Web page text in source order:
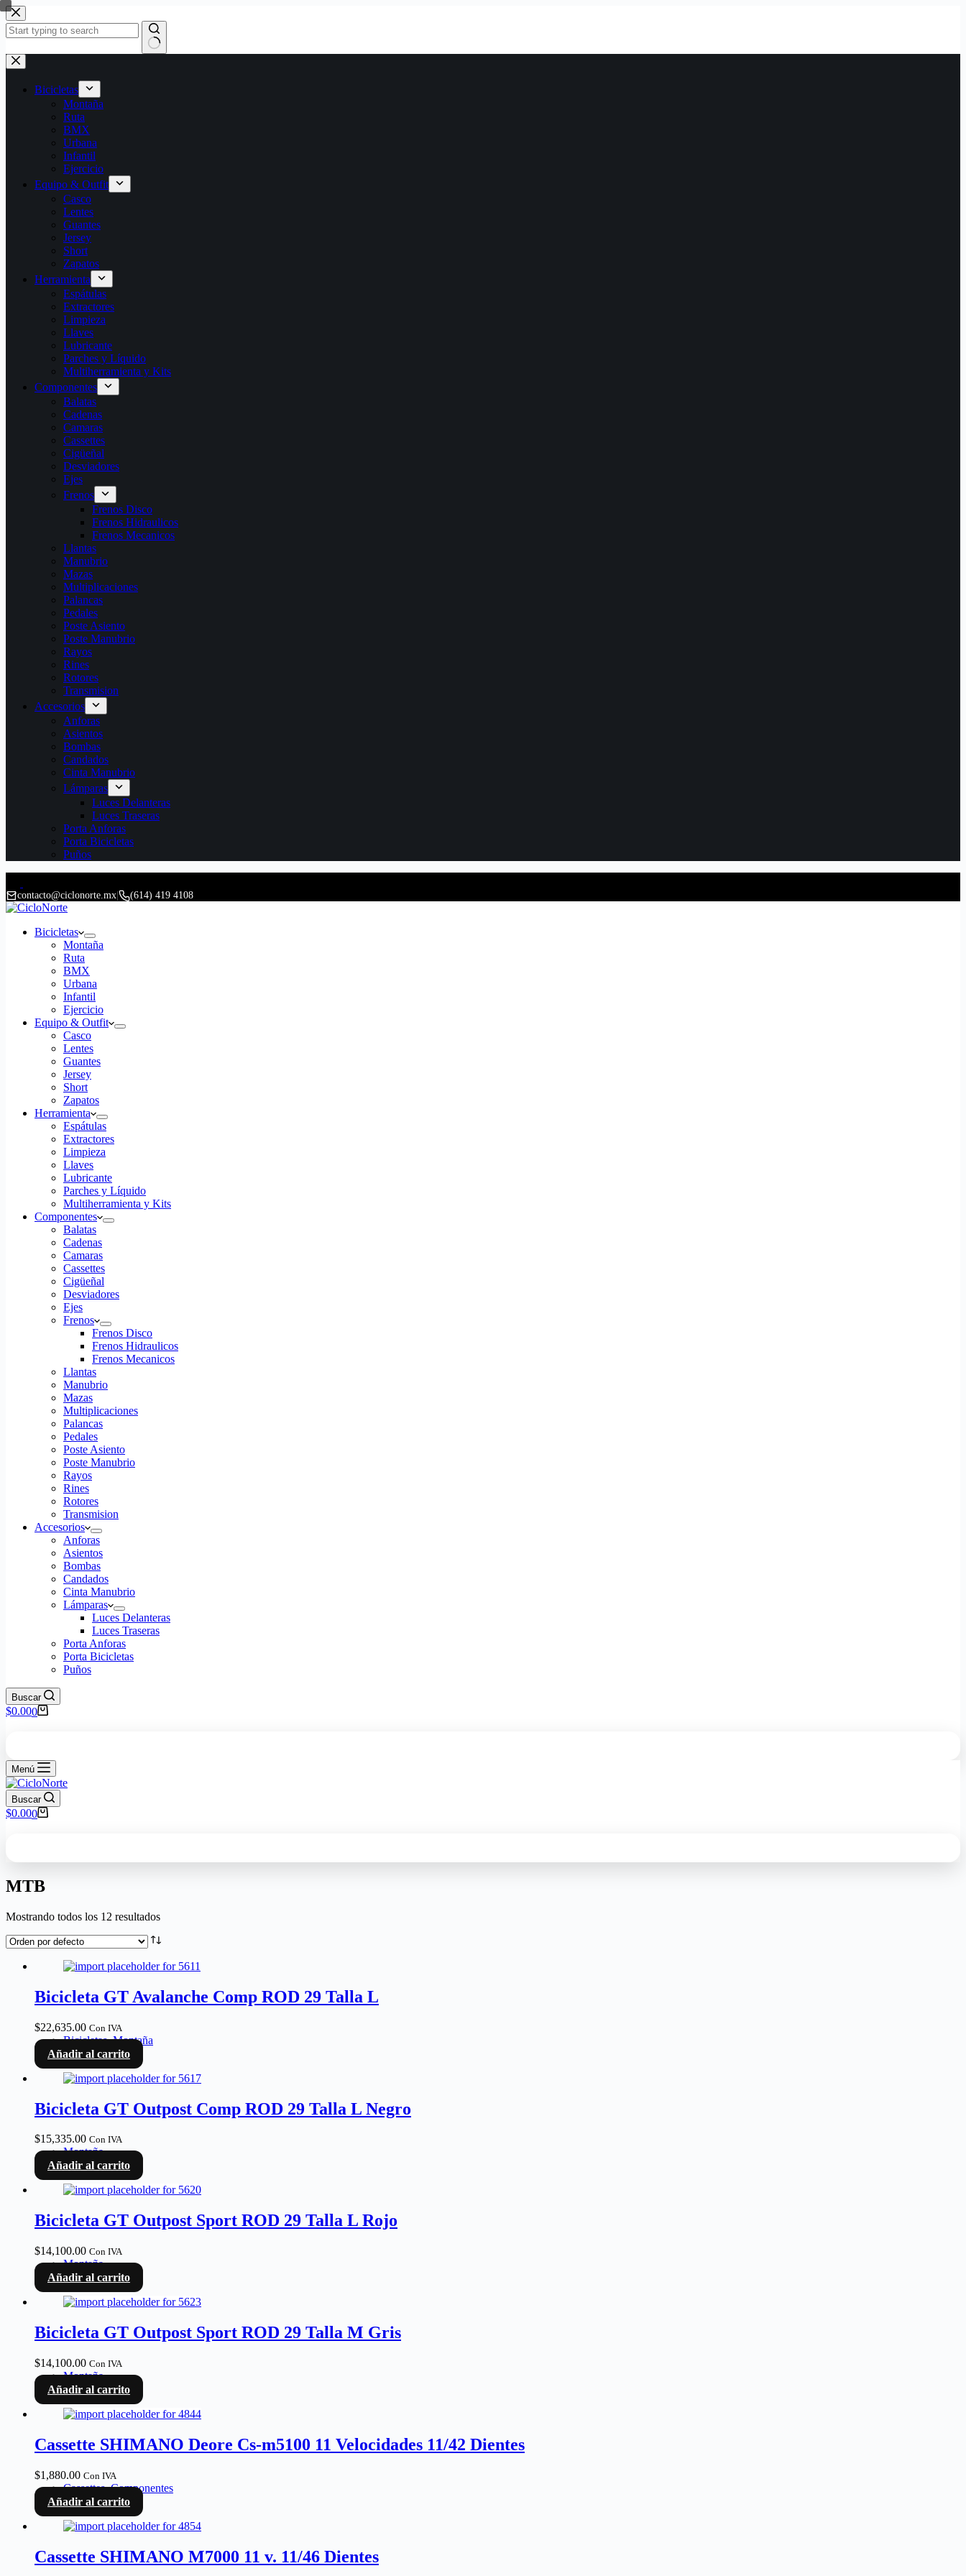
Bicicletas
Montaña
Ruta
BMX
Urbana
Infantil
Ejercicio
Equipo & Outfit
Casco
Lentes
Guantes
Jersey
Short
Zapatos
Herramienta
Espátulas
Extractores
Limpieza
Llaves
Lubricante
Parches y Líquido
Multiherramienta y Kits
Componentes
Balatas
Cadenas
Camaras
Cassettes
Cigüeñal
Desviadores
Ejes
Frenos
Frenos Disco
Frenos Hidraulicos
Frenos Mecanicos
Llantas
Manubrio
Mazas
Multiplicaciones
Palancas
Pedales
Poste Asiento
Poste Manubrio
Rayos
Rines
Rotores
Transmision
Accesorios
Anforas
Asientos
Bombas
Candados
Cinta Manubrio
Lámparas
Luces Delanteras
Luces Traseras
Porta Anforas
Porta Bicicletas
Puños
contacto@ciclonorte.mx (614) 419 4108
Bicicletas
Montaña
Ruta
BMX
Urbana
Infantil
Ejercicio
Equipo & Outfit
Casco
Lentes
Guantes
Jersey
Short
Zapatos
Herramienta
Espátulas
Extractores
Limpieza
Llaves
Lubricante
Parches y Líquido
Multiherramienta y Kits
Componentes
Balatas
Cadenas
Camaras
Cassettes
Cigüeñal
Desviadores
Ejes
Frenos
Frenos Disco
Frenos Hidraulicos
Frenos Mecanicos
Llantas
Manubrio
Mazas
Multiplicaciones
Palancas
Pedales
Poste Asiento
Poste Manubrio
Rayos
Rines
Rotores
Transmision
Accesorios
Anforas
Asientos
Bombas
Candados
Cinta Manubrio
Lámparas
Luces Delanteras
Luces Traseras
Porta Anforas
Porta Bicicletas
Puños
Buscar
$0.000
Menú
Buscar
$0.000
MTB
Mostrando todos los 12 resultados
Bicicleta GT Avalanche Comp ROD 29 Talla L
$22,635.00 Con IVA
Bicicletas,Montaña
Añadir al carrito
Bicicleta GT Outpost Comp ROD 29 Talla L Negro
$15,335.00 Con IVA
Montaña
Añadir al carrito
Bicicleta GT Outpost Sport ROD 29 Talla L Rojo
$14,100.00 Con IVA
Montaña
Añadir al carrito
Bicicleta GT Outpost Sport ROD 29 Talla M Gris
$14,100.00 Con IVA
Montaña
Añadir al carrito
Cassette SHIMANO Deore Cs-m5100 11 Velocidades 11/42 Dientes
$1,880.00 Con IVA
Cassettes,Componentes
Añadir al carrito
Cassette SHIMANO M7000 11 v. 11/46 Dientes